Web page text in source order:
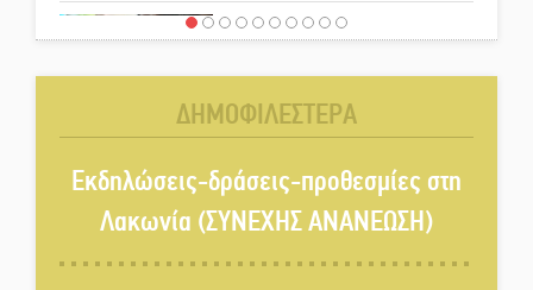
«Χάθηκε ένας από τους απλούς,
ανθρώπινο»
Χωρίς «διακοπές» η ΕΛΑΣ:
Σάρωσε Πελοπόννησο και
Λακωνία
ΔΗΜΟΦΙΛΕΣΤΕΡΑ
Εκδηλώσεις-δράσεις-προθεσμίες στη
Λακωνία (ΣΥΝΕΧΗΣ ΑΝΑΝΕΩΣΗ)